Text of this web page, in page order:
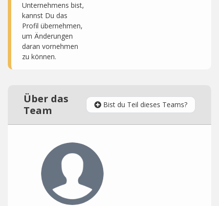
Unternehmens bist,
kannst Du das
Profil übernehmen,
um Änderungen
daran vornehmen
zu können.
Über das
Team
Bist du Teil dieses Teams?